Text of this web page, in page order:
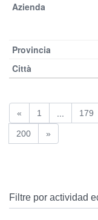
« 1 ... 179
200 »
Filtre por actividad